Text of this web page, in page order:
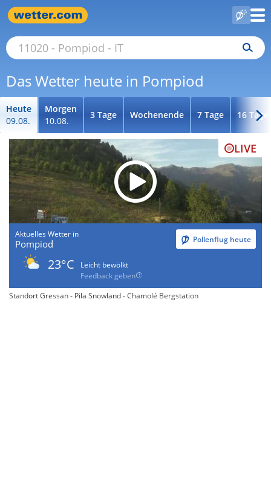
Das Wetter heute in Pompiod
Heute
09.08.
Morgen
10.08.
3 Tage Wochenende 7 Tage 16 Tage
LIVE
Aktuelles Wetter in
Pompiod Pollenflug heute
23°C
Leicht bewölkt
Feedback geben
Standort Gressan - Pila Snowland - Chamolé Bergstation